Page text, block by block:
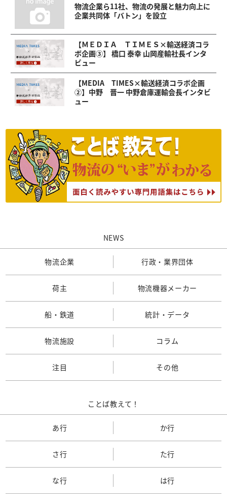
物流企業ら11社、物流の発展と魅力向上に
企業共同体「バトン」を設立
【ＭＥＤＩＡ ＴＩＭＥＳ×輸送経済コラ
ボ企画③】 橋口 泰幸 山岡産輸社長インタ
ビュー
【MEDIA TIMES×輸送経済コラボ企画
②】中野 晋一 中野倉庫運輸会長インタビ
ュー
NEWS
物流企業 行政・業界団体
荷主 物流機器メーカー
船・鉄道 統計・データ
物流施設 コラム
注目 その他
ことば教えて！
あ行 か行
さ行 た行
な行 は行